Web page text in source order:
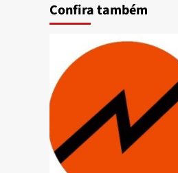
Confira também